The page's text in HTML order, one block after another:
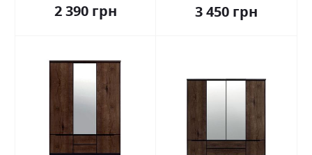
2 390 грн 3 450 грн